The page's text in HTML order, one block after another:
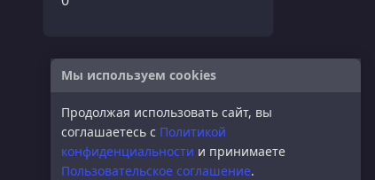
Мы используем cookies
Продолжая использовать сайт, вы
соглашаетесь с Политикой
конфиденциальности и принимаете
Пользовательское соглашение.